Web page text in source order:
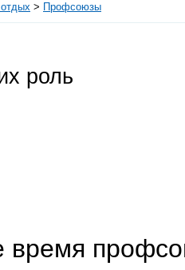
> Профсоюзы
роль
время